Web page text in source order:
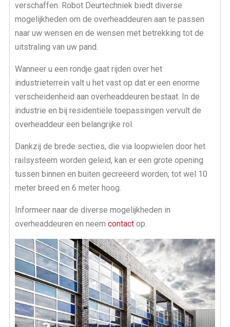
verschaffen. Robot Deurtechniek biedt diverse
mogelijkheden om de overheaddeuren aan te passen
naar uw wensen en de wensen met betrekking tot de
uitstraling van uw pand.
Wanneer u een rondje gaat rijden over het
industrieterrein valt u het vast op dat er een enorme
verscheidenheid aan overheaddeuren bestaat. In de
industrie en bij residentiële toepassingen vervult de
overheaddeur een belangrijke rol.
Dankzij de brede secties, die via loopwielen door het
railsysteem worden geleid, kan er een grote opening
tussen binnen en buiten gecreëerd worden; tot wel 10
meter breed en 6 meter hoog.
Informeer naar de diverse mogelijkheden in
overheaddeuren en neem contact op.